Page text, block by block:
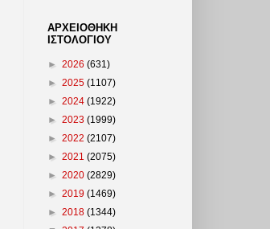
ΑΡΧΕΙΟΘΗΚΗ
ΙΣΤΟΛΟΓΙΟΥ
► 2026 (631)
► 2025 (1107)
► 2024 (1922)
► 2023 (1999)
► 2022 (2107)
► 2021 (2075)
► 2020 (2829)
► 2019 (1469)
► 2018 (1344)